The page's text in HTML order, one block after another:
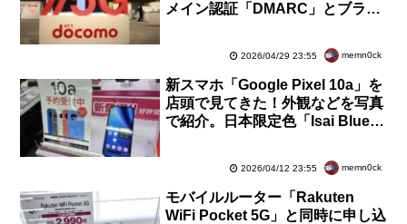
メイン認証「DMARC」とブラン
2026/04/29 23:55 memn0ck
新スマホ「Google Pixel 10a」を
店頭で見てきた！外観などを写真
で紹介。日本限定色「Isai Blue」
2026/04/12 23:55 memn0ck
モバイルルーター「Rakuten
WiFi Pocket 5G」と同時に申し込